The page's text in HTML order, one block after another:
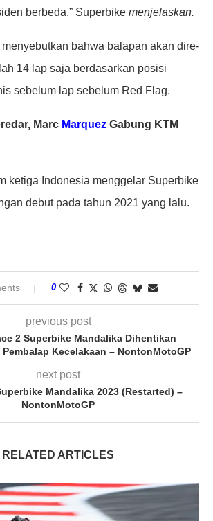
berbeda,” Superbike menjelaskan.
menyebutkan bahwa balapan akan dire-
14 lap saja berdasarkan posisi
sebelum lap sebelum Red Flag.
Marc Marquez Gabung KTM
ketiga Indonesia menggelar Superbike
debut pada tahun 2021 yang lalu.
0
previous post
2 Superbike Mandalika Dihentikan
Pembalap Kecelakaan – NontonMotoGP
next post
Mandalika 2023 (Restarted) –
NontonMotoGP
RELATED ARTICLES